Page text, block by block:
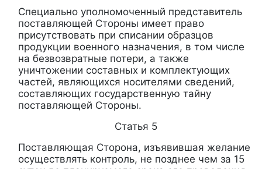
Специально уполномоченный представитель
поставляющей Стороны имеет право
присутствовать при списании образцов
продукции военного назначения, в том числе
на безвозвратные потери, а также
уничтожении составных и комплектующих
частей, являющихся носителями сведений,
составляющих государственную тайну
поставляющей Стороны.
Статья 5
Поставляющая Сторона, изъявившая желание
осуществлять контроль, не позднее чем за 15